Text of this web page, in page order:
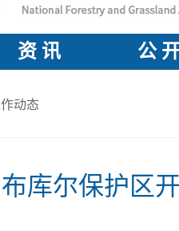
资 讯 公
动态
库尔保护区